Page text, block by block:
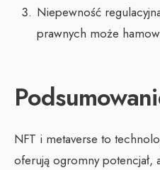
Niepewność
prawnych może
NFT i metaverse to
oferują ogromny